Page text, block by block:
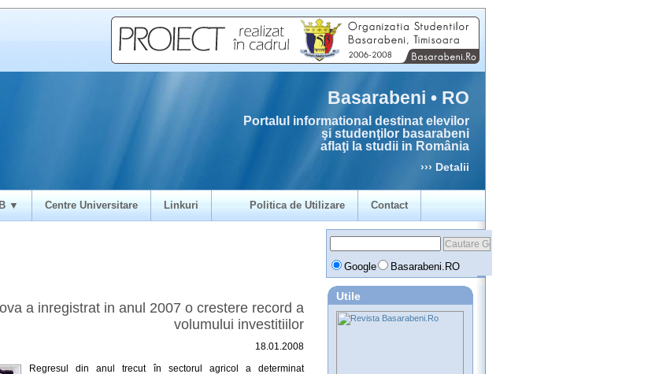
Basarabeni • RO
Portalul informational destinat elevilor
şi studenţilor basarabeni
aflaţi la studii in România
››› Detalii
▼ Centre Universitare Linkuri Politica de Utilizare Contact
Google Basarabeni.RO
a inregistrat in anul 2007 o crestere record a
volumului investitiilor
18.01.2008
Regresul din anul trecut în sectorul agricol a determinat
Utile